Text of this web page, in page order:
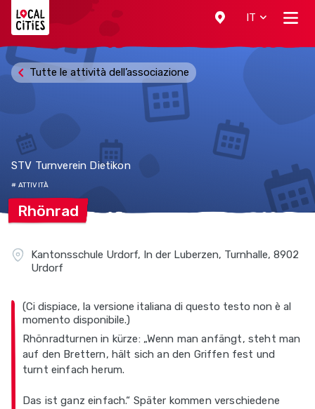
IT
STV Turnverein Dietikon
# ATTIVITÀ
Rhönrad
Tutte le attività dell’associazione
Kantonsschule Urdorf, In der Luberzen, Turnhalle, 8902
Urdorf
(Ci dispiace, la versione italiana di questo testo non è al
momento disponibile.)
Rhönradturnen in kürze: „Wenn man anfängt, steht man
auf den Brettern, hält sich an den Griffen fest und
turnt einfach herum.
Das ist ganz einfach.“ Später kommen verschiedene